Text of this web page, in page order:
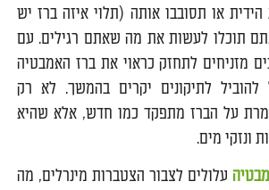
או תסובבו אותה (תלוי איזה ברז יש
תוכלו לעשות את מה שאתם רגילים. עם
מזניחים לתחזק כראוי את ברז האמבטיה
לתיקונים יקרים בהמשך. לא רק
על הברז מתפקד כמו חדש, אלא שהיא
ונזקי מים.
עלולים לצבור הצטברות מינרלים, מה